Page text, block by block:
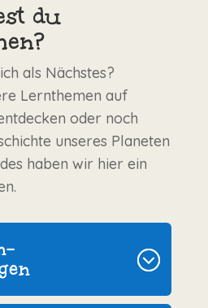
du
als Nächstes?
Lernthemen auf
oder noch
unseres Planeten
haben wir hier ein